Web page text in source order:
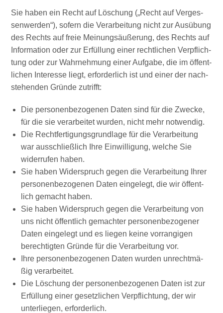
Sie haben ein Recht auf Löschung („Recht auf Ver­ges­
sen­wer­den“), sofern die Ver­ar­bei­tung nicht zur Aus­übung
des Rechts auf freie Mei­nungs­äu­ße­rung, des Rechts auf
Infor­ma­ti­on oder zur Erfül­lung einer recht­li­chen Ver­pflich­
tung oder zur Wahr­neh­mung einer Auf­ga­be, die im öffent­
li­chen Inter­es­se liegt, erfor­der­lich ist und einer der nach­
ste­hen­den Grün­de zutrifft:
Die per­so­nen­be­zo­ge­nen Daten sind für die Zwe­cke,
für die sie ver­ar­bei­tet wur­den, nicht mehr notwendig.
Die Recht­fer­ti­gungs­grund­la­ge für die Ver­ar­bei­tung
war aus­schließ­lich Ihre Ein­wil­li­gung, wel­che Sie
wider­ru­fen haben.
Sie haben Wider­spruch gegen die Ver­ar­bei­tung Ihrer
per­so­nen­be­zo­ge­nen Daten ein­ge­legt, die wir öffent­
lich gemacht haben.
Sie haben Wider­spruch gegen die Ver­ar­bei­tung von
uns nicht öffent­lich gemach­ter per­so­nen­be­zo­ge­ner
Daten ein­ge­legt und es lie­gen kei­ne vor­ran­gi­gen
berech­tig­ten Grün­de für die Ver­ar­bei­tung vor.
Ihre per­so­nen­be­zo­ge­nen Daten wur­den unrecht­mä­
ßig verarbeitet.
Die Löschung der per­so­nen­be­zo­ge­nen Daten ist zur
Erfül­lung einer gesetz­li­chen Ver­pflich­tung, der wir
unter­lie­gen, erforderlich.